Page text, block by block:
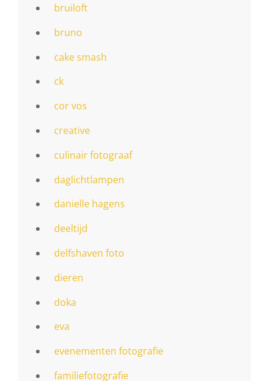
bruiloft
bruno
cake smash
ck
cor vos
creative
culinair fotograaf
daglichtlampen
danielle hagens
deeltijd
delfshaven foto
dieren
doka
eva
evenementen fotografie
familiefotografie